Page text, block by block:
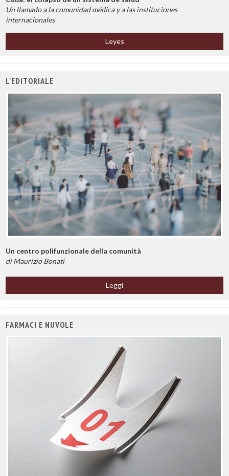
Un llamado a la comunidad médica y a las instituciones
internacionales
Leyes
L'EDITORIALE
Un centro polifunzionale della comunità
di Maurizio Bonati
Leggi
FARMACI E NUVOLE